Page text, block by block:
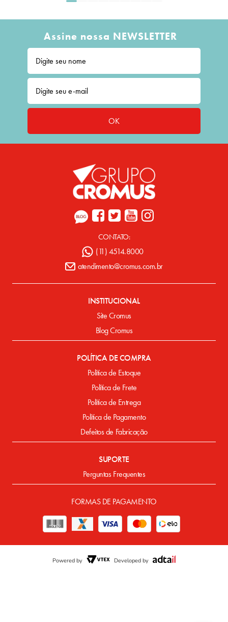
Assine nossa NEWSLETTER
OK
CONTATO:
(11) 4514.8000
atendimento@cromus.com.br
INSTITUCIONAL
Site Cromus
Blog Cromus
POLÍTICA DE COMPRA
Política de Estoque
Política de Frete
Política de Entrega
Política de Pagamento
Defeitos de Fabricação
SUPORTE
Perguntas Frequentes
FORMAS DE PAGAMENTO
Powered by Developed by